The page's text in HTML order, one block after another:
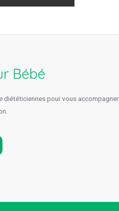
diététiciennes pour vous accompagner